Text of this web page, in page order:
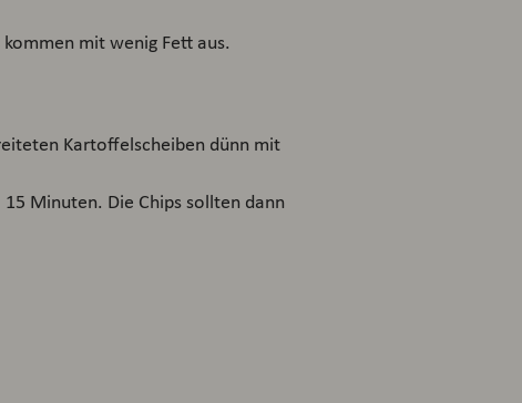
mit wenig Fett aus.
Kartoffelscheiben dünn mit
Minuten. Die Chips sollten dann